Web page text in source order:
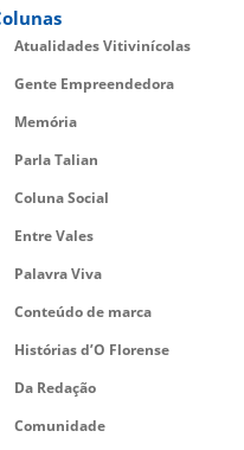
Atualidades Vitivinícolas
Gente Empreendedora
Memória
Parla Talian
Coluna Social
Entre Vales
Palavra Viva
Conteúdo de marca
Histórias d’O Florense
Da Redação
Comunidade